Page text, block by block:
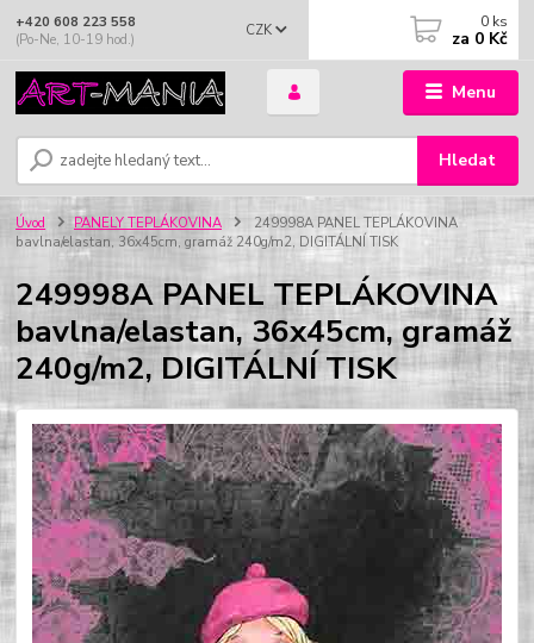
Menu
CZK
Hledat
+420 608 223 558
(Po-Ne, 10-19 hod.)
0 ks
za 0 Kč
Úvod PANELY TEPLÁKOVINA
249998A PANEL TEPLÁKOVINA
bavlna/elastan, 36x45cm, gramáž 240g/m2, DIGITÁLNÍ TISK
249998A PANEL TEPLÁKOVINA
bavlna/elastan, 36x45cm, gramáž
240g/m2, DIGITÁLNÍ TISK